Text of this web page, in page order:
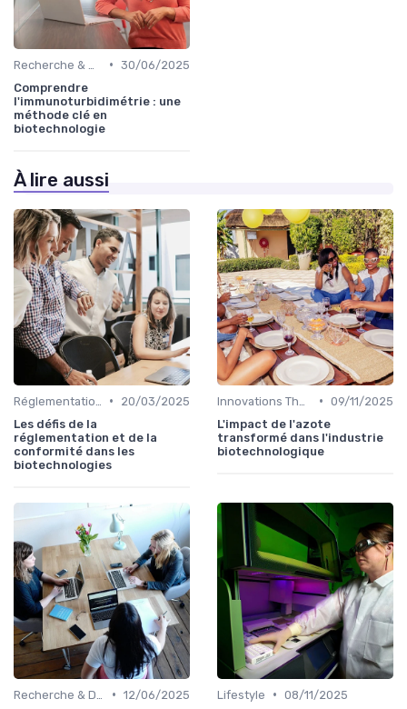
• 30/06/2025
Comprendre
l'immunoturbidimétrie : une
méthode clé en
biotechnologie
À lire aussi
•
20/03/2025
Les défis de la
réglementation et de la
conformité dans les
biotechnologies
• 09/11/2025
L'impact de l'azote
transformé dans l'industrie
biotechnologique
• 12/06/2025
Lifestyle • 08/11/2025